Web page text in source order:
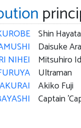
NIHEI
Shin Hayata
Daisuke
Mitsuhiro
Ultraman
Akiko Fuji
Captain